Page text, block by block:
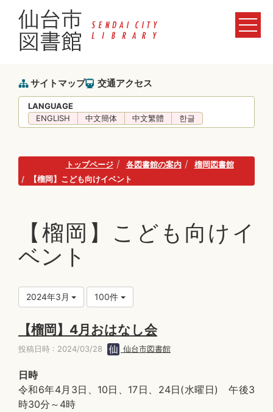
サイトマップ 交通アクセス
LANGUAGE
ENGLISH
中文簡体 中文繁體 한글
トップページ 各図書館の案内
榴岡図書館
【榴岡】こども向けイベント
【榴岡】こども向けイ
ベント
2024年3月 100件
【榴岡】4月おはなし会
投稿日時 : 2024/03/28 仙台市図書館
日時
令和6年4月3日、10日、17日、24日(水曜日) 午後3
時30分～4時